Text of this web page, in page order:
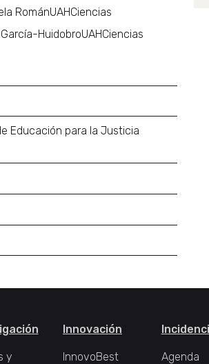
RománUAHCiencias
HuidobroUAHCiencias
Educación para la Justicia
y
Innovación
InnovoBest Agenda